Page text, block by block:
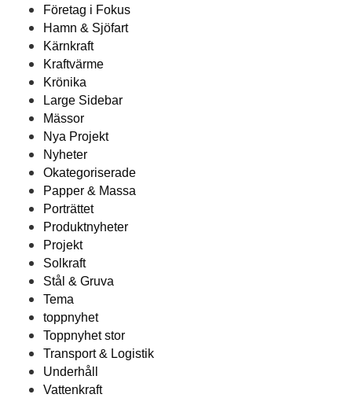
Företag i Fokus
Hamn & Sjöfart
Kärnkraft
Kraftvärme
Krönika
Large Sidebar
Mässor
Nya Projekt
Nyheter
Okategoriserade
Papper & Massa
Porträttet
Produktnyheter
Projekt
Solkraft
Stål & Gruva
Tema
toppnyhet
Toppnyhet stor
Transport & Logistik
Underhåll
Vattenkraft